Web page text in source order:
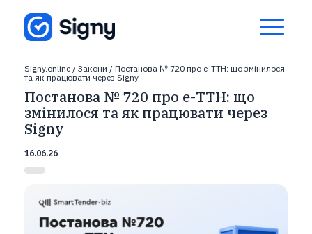
Signy.online / Закони / Постанова № 720 про е-ТТН: що змінилося
та як працювати через Signy
Постанова № 720 про е-ТТН: що
змінилося та як працювати через
Signy
16.06.26